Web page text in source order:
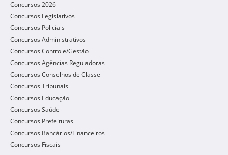
Concursos 2026
Concursos Legislativos
Concursos Policiais
Concursos Administrativos
Concursos Controle/Gestão
Concursos Agências Reguladoras
Concursos Conselhos de Classe
Concursos Tribunais
Concursos Educação
Concursos Saúde
Concursos Prefeituras
Concursos Bancários/Financeiros
Concursos Fiscais